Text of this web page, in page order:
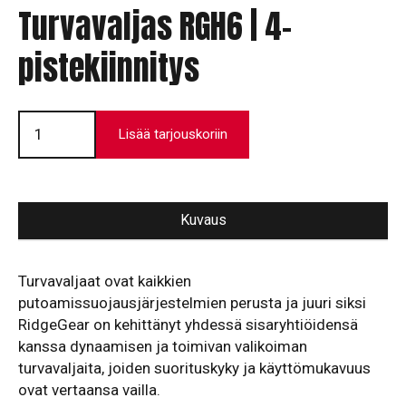
Turvavaljas RGH6 | 4-
pistekiinnitys
Turvavaljas
RGH6
4-
Lisää tarjouskoriin
Kuvaus
Turvavaljaat ovat kaikkien
putoamissuojausjärjestelmien perusta ja juuri siksi
RidgeGear on kehittänyt yhdessä sisaryhtiöidensä
kanssa dynaamisen ja toimivan valikoiman
turvavaljaita, joiden suorituskyky ja käyttömukavuus
ovat vertaansa vailla.